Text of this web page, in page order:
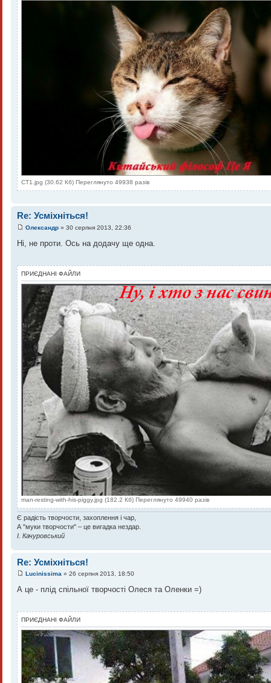
CT1.jpg (30.62 Кб) Переглянуто 49938 разів
Re: Усміхніться!
Олександр » 30 серпня 2013, 22:36
Ні, не проти. Ось на додачу ще одна.
ПРИЄДНАНІ ФАЙЛИ
man-resting-with-his-piggy.jpg (182.2 Кб) Переглянуто 49940 разів
Є радість творчости, захоплення і чар,
А "муки творчости" – це вигадка нездар.
І. Качуровський
Re: Усміхніться!
Lucinissima » 26 серпня 2013, 18:50
А це - плід спільної творчості Олеся та Оленки =)
ПРИЄДНАНІ ФАЙЛИ